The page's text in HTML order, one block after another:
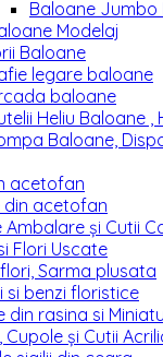
Baloane Jumbo
Modelaj
Baloane
legare baloane
baloane
Heliu Baloane ,
Baloane,
acetofan
din acetofan
Ambalare și Cutii
Flori Uscate
Sarma plusata
si benzi floristice
din rasina si
Cupole și Cutii